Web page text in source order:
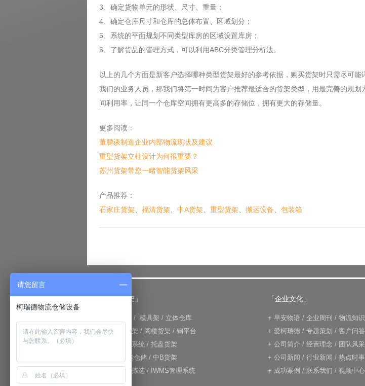
3、确定货物单元的形状、尺寸、重量；
4、确定仓库尺寸和仓库的总体布置、区域划分；
5、系统的平面规划不同类型库房的区域设置库房；
6、了解货品的管理方式，可以利用ABC分类管理分析法。
以上的几个方面是新客户选择哪种类型货架最好的参考依据，购买货架时只需尽可能
我们的业务人员，那我们将第一时间为客户推荐最适合的货架类型，用最完善的规划
间利用率，让同一个仓库空间拥有更高多的存储位，拥有更大的存储量。
更多阅读：
董鹏谈制造企业内部物流现状及建议
重型货架立柱设计为何很重要？
苏州货架带您一睹智能货架风采
产品推荐：
石家庄货架
福清货架 中A货架 重型货架 搬运设备 包装箱
「仓储货架」
/ 模具架 / 立体仓库
+重力式货架 / 阁楼货架 / 钢平台
仓库输送系统 / 托盘货架
RFID智能仓储 / 中B货架
电子标签拣选 / IWMS管理系统
「企业文化」
+ 早安物语 / 企业周刊 / 物流知识
+ 爱柯瑞德 / 专题策划 / 客户问答
+ 公司简介 / 经营理念 / 团队风采
+ 公司新闻 / 行业新闻 / 热点时事
+ 成功案例 / 联系我们 / 视频中心
请您留言
柯瑞德物流仓储设备